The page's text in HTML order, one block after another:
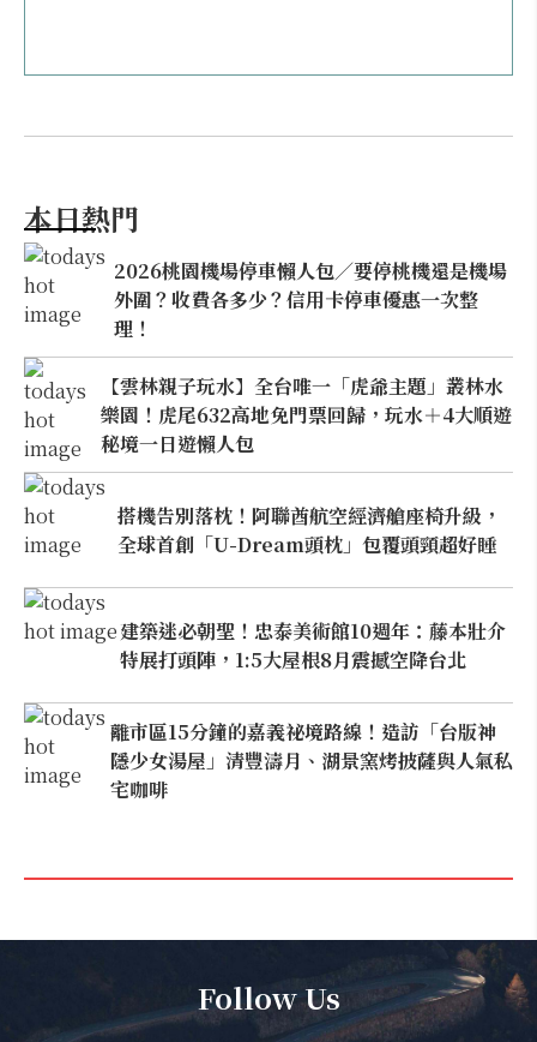
本日熱門
2026桃園機場停車懶人包／要停桃機還是機場
外圍？收費各多少？信用卡停車優惠一次整
理！
【雲林親子玩水】全台唯一「虎爺主題」叢林水
樂園！虎尾632高地免門票回歸，玩水＋4大順遊
秘境一日遊懶人包
搭機告別落枕！阿聯酋航空經濟艙座椅升級，
全球首創「U-Dream頭枕」包覆頭頸超好睡
建築迷必朝聖！忠泰美術館10週年：藤本壯介
特展打頭陣，1:5大屋根8月震撼空降台北
離市區15分鐘的嘉義祕境路線！造訪「台版神
隱少女湯屋」清豐濤月、湖景窯烤披薩與人氣私
宅咖啡
Follow Us